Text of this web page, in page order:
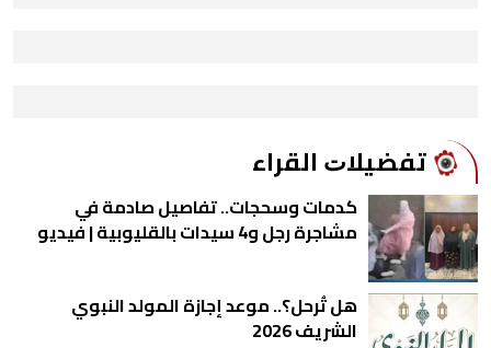
ﺗﻔﻀﻴﻼﺕ اﻟﻘﺮاء
كدمات وسحجات.. تفاصيل صادمة في
مشاجرة رجل و4 سيدات بالقليوبية | فيديو
هل تُرحل؟.. موعد إجازة المولد النبوي
الشريف 2026